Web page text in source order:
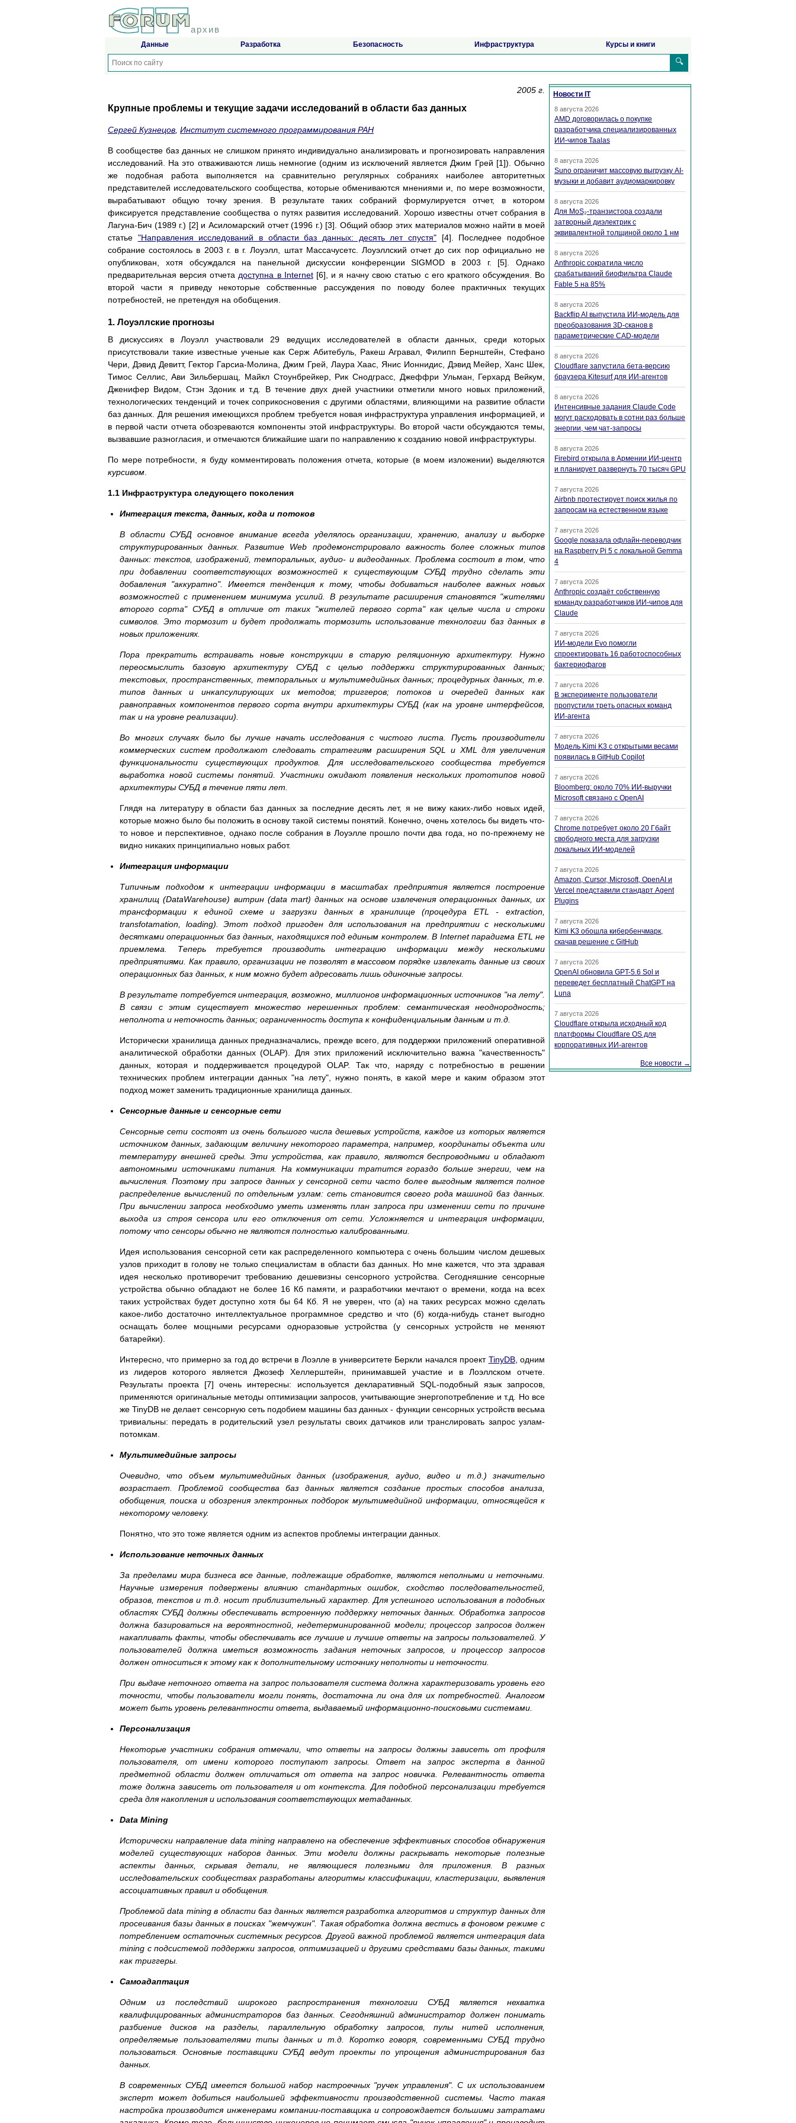
архив
Данные Разработка Безопасность Инфраструктура Курсы и книги
🔍
2005 г.
Крупные проблемы и текущие задачи исследований в области баз данных
Сергей Кузнецов Институт системного программирования РАН
В сообществе баз данных не слишком принято индивидуально анализировать и прогнозировать направления
исследований. На это отваживаются лишь немногие (одним из исключений является Джим Грей [1]). Обычно
же подобная работа выполняется на сравнительно регулярных собраниях наиболее авторитетных
представителей исследовательского сообщества, которые обмениваются мнениями и, по мере возможности,
вырабатывают общую точку зрения. В результате таких собраний формулируется отчет, в котором
фиксируется представление сообщества о путях развития исследований. Хорошо известны отчет собрания в
Лагуна-Бич (1989 г.) [2] и Асиломарский отчет (1996 г.) [3]. Общий обзор этих материалов можно найти в моей
статье "Направления исследований в области баз данных: десять лет спустя" [4]. Последнее подобное
собрание состоялось в 2003 г. в г. Лоуэлл, штат Массачусетс. Лоуэллский отчет до сих пор официально не
опубликован, хотя обсуждался на панельной дискуссии конференции SIGMOD в 2003 г. [5]. Однако
предварительная версия отчета доступна в Internet[6], и я начну свою статью с его краткого обсуждения. Во
второй части я приведу некоторые собственные рассуждения по поводу более практичных текущих
потребностей, не претендуя на обобщения.
1. Лоуэллские прогнозы
В дискуссиях в Лоуэлл участвовали 29 ведущих исследователей в области данных, среди которых
присутствовали такие известные ученые как Серж Абитебуль, Ракеш Агравал, Филипп Бернштейн, Стефано
Чери, Дэвид Девитт, Гектор Гарсиа-Молина, Джим Грей, Лаура Хаас, Янис Ионнидис, Дэвид Мейер, Ханс Шек,
Тимос Селлис, Ави Зильбершац, Майкл Стоунбрейкер, Рик Снодграсс, Джеффри Ульман, Герхард Вейкум,
Дженифер Видом, Стэн Здоник и т.д. В течение двух дней участники отметили много новых приложений,
технологических тенденций и точек соприкосновения с другими областями, влияющими на развитие области
баз данных. Для решения имеющихся проблем требуется новая инфраструктура управления информацией, и
в первой части отчета обозреваются компоненты этой инфраструктуры. Во второй части обсуждаются темы,
вызвавшие разногласия, и отмечаются ближайшие шаги по направлению к созданию новой инфраструктуры.
По мере потребности, я буду комментировать положения отчета, которые (в моем изложении) выделяются
курсивом
1.1 Инфраструктура следующего поколения
Интеграция текста, данных, кода и потоков
В области СУБД основное внимание всегда уделялось организации, хранению, анализу и выборке
структурированных данных. Развитие Web продемонстрировало важность более сложных типов
данных: текстов, изображений, темпоральных, аудио- и видеоданных. Проблема состоит в том, что
при добавлении соответствующих возможностей к существующим СУБД трудно сделать эти
добавления "аккуратно". Имеется тенденция к тому, чтобы добиваться наиболее важных новых
возможностей с применением минимума усилий. В результате расширения становятся "жителями
второго сорта" СУБД в отличие от таких "жителей первого сорта" как целые числа и строки
символов. Это тормозит и будет продолжать тормозить использование технологии баз данных в
новых приложениях.
Пора прекратить встраивать новые конструкции в старую реляционную архитектуру. Нужно
переосмыслить базовую архитектуру СУБД с целью поддержки структурированных данных;
текстовых, пространственных, темпоральных и мультимедийных данных; процедурных данных, т.е.
типов данных и инкапсулирующих их методов; триггеров; потоков и очередей данных как
равноправных компонентов первого сорта внутри архитектуры СУБД (как на уровне интерфейсов,
так и на уровне реализации).
Во многих случаях было бы лучше начать исследования с чистого листа. Пусть производители
коммерческих систем продолжают следовать стратегиям расширения SQL и XML для увеличения
функциональности существующих продуктов. Для исследовательского сообщества требуется
выработка новой системы понятий. Участники ожидают появления нескольких прототипов новой
архитектуры СУБД в течение пяти лет.
Глядя на литературу в области баз данных за последние десять лет, я не вижу каких-либо новых идей,
которые можно было бы положить в основу такой системы понятий. Конечно, очень хотелось бы видеть что-
то новое и перспективное, однако после собрания в Лоуэлле прошло почти два года, но по-прежнему не
видно никаких принципиально новых работ.
Интеграция информации
Типичным подходом к интеграции информации в масштабах предприятия является построение
хранилищ (DataWarehouse) витрин (data mart) данных на основе извлечения операционных данных, их
трансформации к единой схеме и загрузки данных в хранилище (процедура ETL - extraction,
transfotamation, loading). Этот подход пригоден для использования на предприятии с несколькими
десятками операционных баз данных, находящихся под единым контролем. В Internet парадигма ETL не
приемлема. Теперь требуется производить интеграцию информации между несколькими
предприятиями. Как правило, организации не позволят в массовом порядке извлекать данные из своих
операционных баз данных, к ним можно будет адресовать лишь одиночные запросы.
В результате потребуется интеграция, возможно, миллионов информационных источников "на лету".
В связи с этим существует множество нерешенных проблем: семантическая неоднородность;
неполнота и неточность данных; ограниченность доступа к конфиденциальным данным и т.д.
Исторически хранилища данных предназначались, прежде всего, для поддержки приложений оперативной
аналитической обработки данных (OLAP). Для этих приложений исключительно важна "качественность"
данных, которая и поддерживается процедурой OLAP. Так что, наряду с потребностью в решении
технических проблем интеграции данных "на лету", нужно понять, в какой мере и каким образом этот
подход может заменить традиционные хранилища данных.
Сенсорные данные и сенсорные сети
Сенсорные сети состоят из очень большого числа дешевых устройств, каждое из которых является
источником данных, задающим величину некоторого параметра, например, координаты объекта или
температуру внешней среды. Эти устройства, как правило, являются беспроводными и обладают
автономными источниками питания. На коммуникации тратится гораздо больше энергии, чем на
вычисления. Поэтому при запросе данных у сенсорной сети часто более выгодным является полное
распределение вычислений по отдельным узлам: сеть становится своего рода машиной баз данных.
При вычислении запроса необходимо уметь изменять план запроса при изменении сети по причине
выхода из строя сенсора или его отключения от сети. Усложняется и интеграция информации,
потому что сенсоры обычно не являются полностью калиброванными.
Идея использования сенсорной сети как распределенного компьютера с очень большим числом дешевых
узлов приходит в голову не только специалистам в области баз данных. Но мне кажется, что эта здравая
идея несколько противоречит требованию дешевизны сенсорного устройства. Сегодняшние сенсорные
устройства обычно обладают не более 16 Кб памяти, и разработчики мечтают о времени, когда на всех
таких устройствах будет доступно хотя бы 64 Кб. Я не уверен, что (а) на таких ресурсах можно сделать
какое-либо достаточно интеллектуальное программное средство и что (б) когда-нибудь станет выгодно
оснащать более мощными ресурсами одноразовые устройства (у сенсорных устройств не меняют
батарейки).
Интересно, что примерно за год до встречи в Лоэлле в университете Беркли начался проект TinyDB, одним
из лидеров которого является Джозеф Хеллерштейн, принимавшей участие и в Лоэллском отчете.
Результаты проекта [7] очень интересны: используется декларативный SQL-подобный язык запросов,
применяются оригинальные методы оптимизации запросов, учитывающие энергопотребление и т.д. Но все
же TinyDB не делает сенсорную сеть подобием машины баз данных - функции сенсорных устройств весьма
тривиальны: передать в родительский узел результаты своих датчиков или транслировать запрос узлам-
потомкам.
Мультимедийные запросы
Очевидно, что объем мультимедийных данных (изображения, аудио, видео и т.д.) значительно
возрастает. Проблемой сообщества баз данных является создание простых способов анализа,
обобщения, поиска и обозрения электронных подборок мультимедийной информации, относящейся к
некоторому человеку.
Понятно, что это тоже является одним из аспектов проблемы интеграции данных.
Использование неточных данных
За пределами мира бизнеса все данные, подлежащие обработке, являются неполными и неточными.
Научные измерения подвержены влиянию стандартных ошибок, сходство последовательностей,
образов, текстов и т.д. носит приблизительный характер. Для успешного использования в подобных
областях СУБД должны обеспечивать встроенную поддержку неточных данных. Обработка запросов
должна базироваться на вероятностной, недетерминированной модели; процессор запросов должен
накапливать факты, чтобы обеспечивать все лучшие и лучшие ответы на запросы пользователей. У
пользователей должна иметься возможность задания неточных запросов, и процессор запросов
должен относиться к этому как к дополнительному источнику неполноты и неточности.
При выдаче неточного ответа на запрос пользователя система должна характеризовать уровень его
точности, чтобы пользователи могли понять, достаточна ли она для их потребностей. Аналогом
может быть уровень релевантности ответа, выдаваемый информационно-поисковыми системами.
Персонализация
Некоторые участники собрания отмечали, что ответы на запросы должны зависеть от профиля
пользователя, от имени которого поступают запросы. Ответ на запрос эксперта в данной
предметной области должен отличаться от ответа на запрос новичка. Релевантность ответа
тоже должна зависеть от пользователя и от контекста. Для подобной персонализации требуется
среда для накопления и использования соответствующих метаданных.
Data Mining
Исторически направление data mining направлено на обеспечение эффективных способов обнаружения
моделей существующих наборов данных. Эти модели должны раскрывать некоторые полезные
аспекты данных, скрывая детали, не являющиеся полезными для приложения. В разных
исследовательских сообществах разработаны алгоритмы классификации, кластеризации, выявления
ассоциативных правил и обобщения.
Проблемой data mining в области баз данных является разработка алгоритмов и структур данных для
просеивания базы данных в поисках "жемчужин". Такая обработка должна вестись в фоновом режиме с
потреблением остаточных системных ресурсов. Другой важной проблемой является интеграция data
mining с подсистемой поддержки запросов, оптимизацией и другими средствами базы данных, такими
как триггеры.
Самоадаптация
Одним из последствий широкого распространения технологии СУБД является нехватка
квалифицированных администраторов баз данных. Сегодняшний администратор должен понимать
разбиение дисков на разделы, параллельную обработку запросов, пулы нитей исполнения,
определяемые пользователями типы данных и т.д. Коротко говоря, современными СУБД трудно
пользоваться. Основные поставщики СУБД ведут проекты по упрощения администрирования баз
данных.
В современных СУБД имеется большой набор настроечных "ручек управления". С их использованием
эксперт может добиться наибольшей эффективности производственной системы. Часто такая
настройка производится инженерами компании-поставщика и сопровождается большими затратами
Новости IT
8 августа 2026
AMD договорилась о покупке
разработчика специализированных
ИИ-чипов Taalas
8 августа 2026
Suno ограничит массовую выгрузку AI-
музыки и добавит аудиомаркировку
8 августа 2026
Для MoS₂-транзистора создали
затворный диэлектрик с
эквивалентной толщиной около 1 нм
8 августа 2026
Anthropic сократила число
срабатываний биофильтра Claude
Fable 5 на 85%
8 августа 2026
Backflip AI выпустила ИИ-модель для
преобразования 3D-сканов в
параметрические CAD-модели
8 августа 2026
Cloudflare запустила бета-версию
браузера Kitesurf для ИИ-агентов
8 августа 2026
Интенсивные задания Claude Code
могут расходовать в сотни раз больше
энергии, чем чат-запросы
8 августа 2026
Firebird открыла в Армении ИИ-центр
и планирует развернуть 70 тысяч GPU
7 августа 2026
Airbnb протестирует поиск жилья по
запросам на естественном языке
7 августа 2026
Google показала офлайн-переводчик
на Raspberry Pi 5 с локальной Gemma
4
7 августа 2026
Anthropic создаёт собственную
команду разработчиков ИИ-чипов для
Claude
7 августа 2026
ИИ-модели Evo помогли
спроектировать 16 работоспособных
бактериофагов
7 августа 2026
В эксперименте пользователи
пропустили треть опасных команд
ИИ-агента
7 августа 2026
Модель Kimi K3 с открытыми весами
появилась в GitHub Copilot
7 августа 2026
Bloomberg: около 70% ИИ-выручки
Microsoft связано с OpenAI
7 августа 2026
Chrome потребует около 20 Гбайт
свободного места для загрузки
локальных ИИ-моделей
7 августа 2026
Amazon, Cursor, Microsoft, OpenAI и
Vercel представили стандарт Agent
Plugins
7 августа 2026
Kimi K3 обошла кибербенчмарк,
скачав решение с GitHub
7 августа 2026
OpenAI обновила GPT-5.6 Sol и
переведет бесплатный ChatGPT на
Luna
7 августа 2026
Cloudflare открыла исходный код
платформы Cloudflare OS для
корпоративных ИИ-агентов
Все новости →